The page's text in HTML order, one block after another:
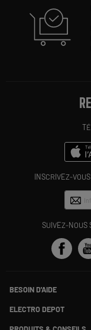
INSCRIVEZ-
SUIVEZ-NOUS
BESOIN D'AIDE
Suivre ma commande
Modifier ou annuler ma
ELECTRO DEPOT